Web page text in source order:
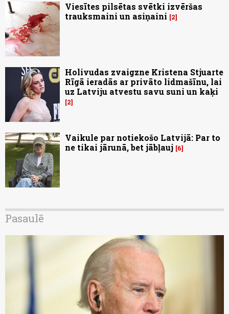
Viesītes pilsētas svētki izvēršas
trauksmaini un asiņaini
2
Holivudas zvaigzne Kristena Stjuarte
Rīgā ieradās ar privāto lidmašīnu, lai
uz Latviju atvestu savu suni un kaķi
2
Vaikule par notiekošo Latvijā: Par to
ne tikai jārunā, bet jābļauj 6
Pasaulē